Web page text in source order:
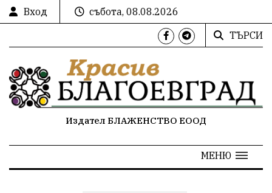
Вход
събота, 08.08.2026
ТЪРСИ
Издател БЛАЖЕНСТВО ЕООД
МЕНЮ